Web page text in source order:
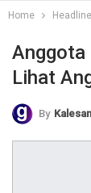
Home Headline
Anggota
Lihat
By